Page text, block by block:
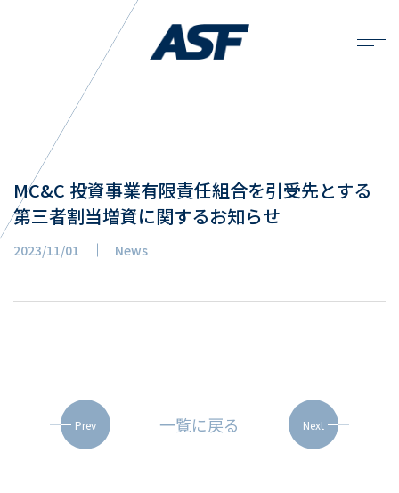
MC&C 投資事業有限責任組合を引受先とする
第三者割当増資に関するお知らせ
2023/11/01 News
Prev 一覧に戻る Next